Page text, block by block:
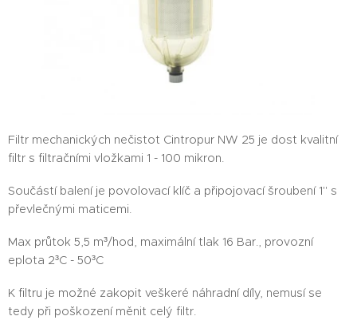
Filtr mechanických nečistot Cintropur NW 25 je dost kvalitní
filtr s filtračními vložkami 1 - 100 mikron.
Součástí balení je povolovací klíč a připojovací šroubení 1" s
převlečnými maticemi.
Max průtok 5,5 m³/hod, maximální tlak 16 Bar., provozní
eplota 2³C - 50³C
K filtru je možné zakopit veškeré náhradní díly, nemusí se
tedy při poškození měnit celý filtr.